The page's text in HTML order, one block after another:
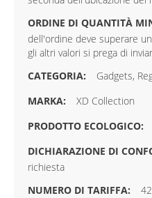
dell'ordine deve superare
gli altri valori si prega di
Gadgets,
XD Collection
richiesta